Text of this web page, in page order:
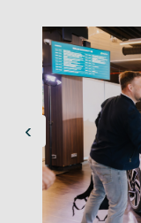
‹